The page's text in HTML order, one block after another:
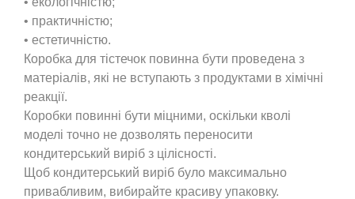
• практичністю;
• естетичністю.
Коробка для тістечок повинна бути проведена з
матеріалів, які не вступають з продуктами в хімічні
реакції.
Коробки повинні бути міцними, оскільки кволі
моделі точно не дозволять переносити
кондитерський виріб з цілісності.
Щоб кондитерський виріб було максимально
привабливим, вибирайте красиву упаковку.